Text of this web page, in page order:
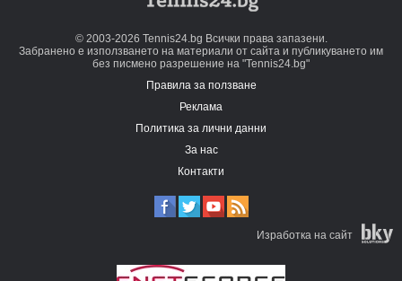
© 2003-2026 Tennis24.bg Всички права запазени.
Забранено е използването на материали от сайта и публикуването им
без писмено разрешение на "Tennis24.bg"
Правила за ползване
Реклама
Политика за лични данни
За нас
Контакти
Изработка на сайт